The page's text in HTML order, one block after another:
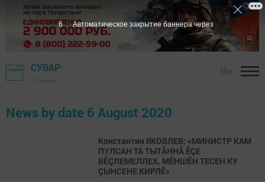
СУВАР
News by date 6 August 2020
Константин ЯКОВЛЕВ: «МИНИСТР КАМ
ПУЛСАН ТА ТЫТĂННĂ ӖÇЕ
ВӖÇЛЕМЕЛЛЕХ, МӖНШӖН ТЕСЕН КУ
ÇЫНСЕНЕ КИРЛӖ»
6 Автоматическое закрытие баннера через